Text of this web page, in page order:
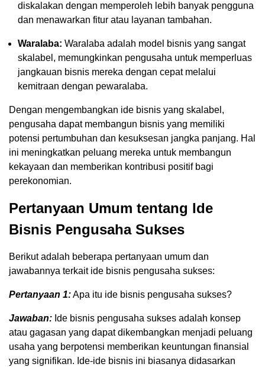
diskalakan dengan memperoleh lebih banyak pengguna
dan menawarkan fitur atau layanan tambahan.
Waralaba: Waralaba adalah model bisnis yang sangat
skalabel, memungkinkan pengusaha untuk memperluas
jangkauan bisnis mereka dengan cepat melalui
kemitraan dengan pewaralaba.
Dengan mengembangkan ide bisnis yang skalabel,
pengusaha dapat membangun bisnis yang memiliki
potensi pertumbuhan dan kesuksesan jangka panjang. Hal
ini meningkatkan peluang mereka untuk membangun
kekayaan dan memberikan kontribusi positif bagi
perekonomian.
Pertanyaan Umum tentang Ide
Bisnis Pengusaha Sukses
Berikut adalah beberapa pertanyaan umum dan
jawabannya terkait ide bisnis pengusaha sukses:
Pertanyaan 1:Apa itu ide bisnis pengusaha sukses?
Jawaban: Ide bisnis pengusaha sukses adalah konsep
atau gagasan yang dapat dikembangkan menjadi peluang
usaha yang berpotensi memberikan keuntungan finansial
yang signifikan. Ide-ide bisnis ini biasanya didasarkan